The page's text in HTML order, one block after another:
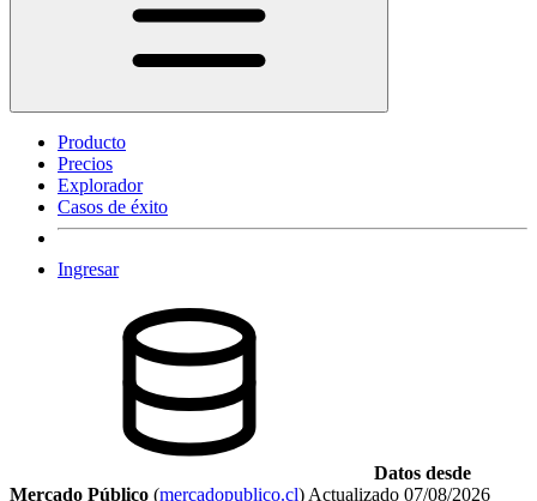
Producto
Precios
Explorador
Casos de éxito
Ingresar
Datos desde
Mercado Público (mercadopublico.cl) Actualizado 07/08/2026